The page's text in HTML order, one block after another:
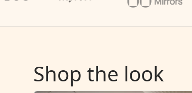
Shop the look